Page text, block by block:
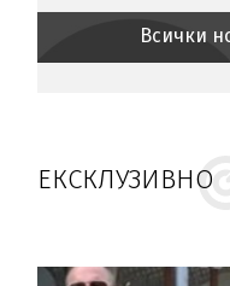
Всички
ЕКСКЛУЗИВНО